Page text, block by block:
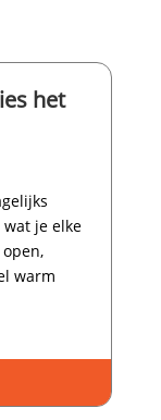
het
je elke
warm